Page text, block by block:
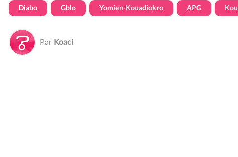
Diabo Gblo Yomien-Kouadiokro APG
Par Koaci